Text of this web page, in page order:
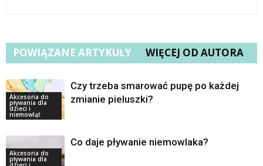
POWIĄZANE ARTYKUŁY WIĘCEJ OD AUTORA
Akcesoria do
pływania dla
dzieci i
niemowląt
Czy trzeba smarować pupę po każdej
zmianie pieluszki?
Akcesoria do
pływania dla
Co daje pływanie niemowlaka?